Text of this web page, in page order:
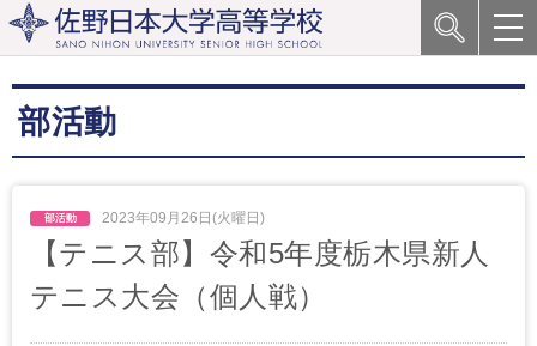
部活動
2023年09月26日(火曜日)
【テニス部】令和5年度栃木県新人
テニス大会（個人戦）